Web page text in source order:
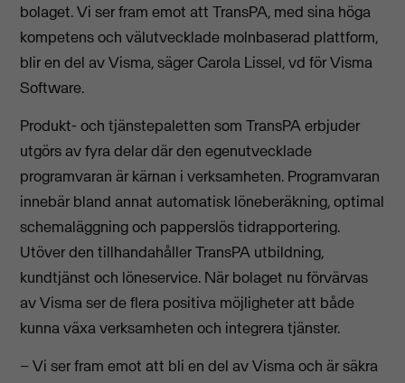
bolaget. Vi ser fram emot att TransPA, med sina höga
kompetens och välutvecklade molnbaserad plattform,
blir en del av Visma, säger Carola Lissel, vd för Visma
Software.
Produkt- och tjänstepaletten som TransPA erbjuder
utgörs av fyra delar där den egenutvecklade
programvaran är kärnan i verksamheten. Programvaran
innebär bland annat automatisk löneberäkning, optimal
schemaläggning och papperslös tidrapportering.
Utöver den tillhandahåller TransPA utbildning,
kundtjänst och löneservice. När bolaget nu förvärvas
av Visma ser de flera positiva möjligheter att både
kunna växa verksamheten och integrera tjänster.
– Vi ser fram emot att bli en del av Visma och är säkra